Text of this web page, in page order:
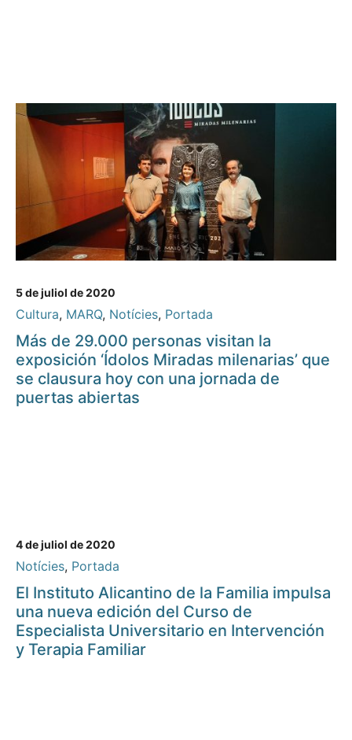
5 de juliol de 2020
Cultura, MARQ, Notícies, Portada
Más de 29.000 personas visitan la
exposición ‘Ídolos Miradas milenarias’ que
se clausura hoy con una jornada de
puertas abiertas
4 de juliol de 2020
Notícies, Portada
El Instituto Alicantino de la Familia impulsa
una nueva edición del Curso de
Especialista Universitario en Intervención
y Terapia Familiar